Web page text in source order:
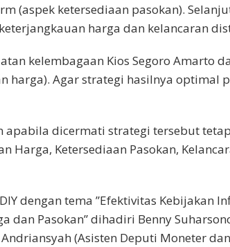
(aspek ketersediaan pasokan).
harga dan kelancaran
kelembagaan Kios Segoro Amarto
harga). Agar strategi hasilnya optimal
apabila dicermati strategi tersebut
Harga, Ketersediaan Pasokan,
dengan tema ”Efektivitas Kebijakan
dan Pasokan” dihadiri Benny
(Asisten Deputi Moneter